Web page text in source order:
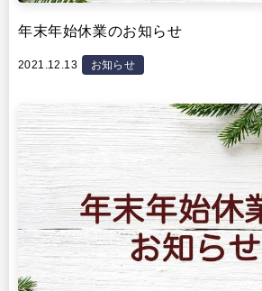
年末年始休業のお知らせ
2021.12.13 お知らせ